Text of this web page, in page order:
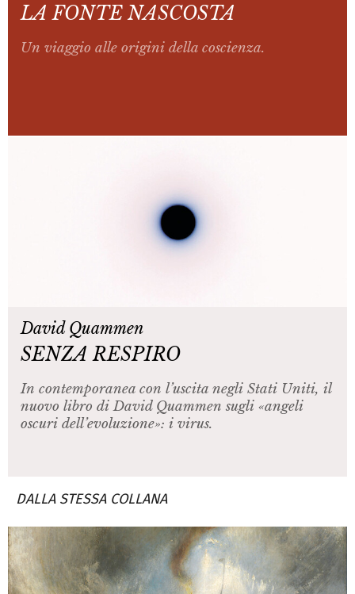
LA FONTE NASCOSTA
Un viaggio alle origini della coscienza.
David Quammen
SENZA RESPIRO
In contemporanea con l’uscita negli Stati Uniti, il
nuovo libro di David Quammen sugli «angeli
oscuri dell’evoluzione»: i virus.
DALLA STESSA COLLANA